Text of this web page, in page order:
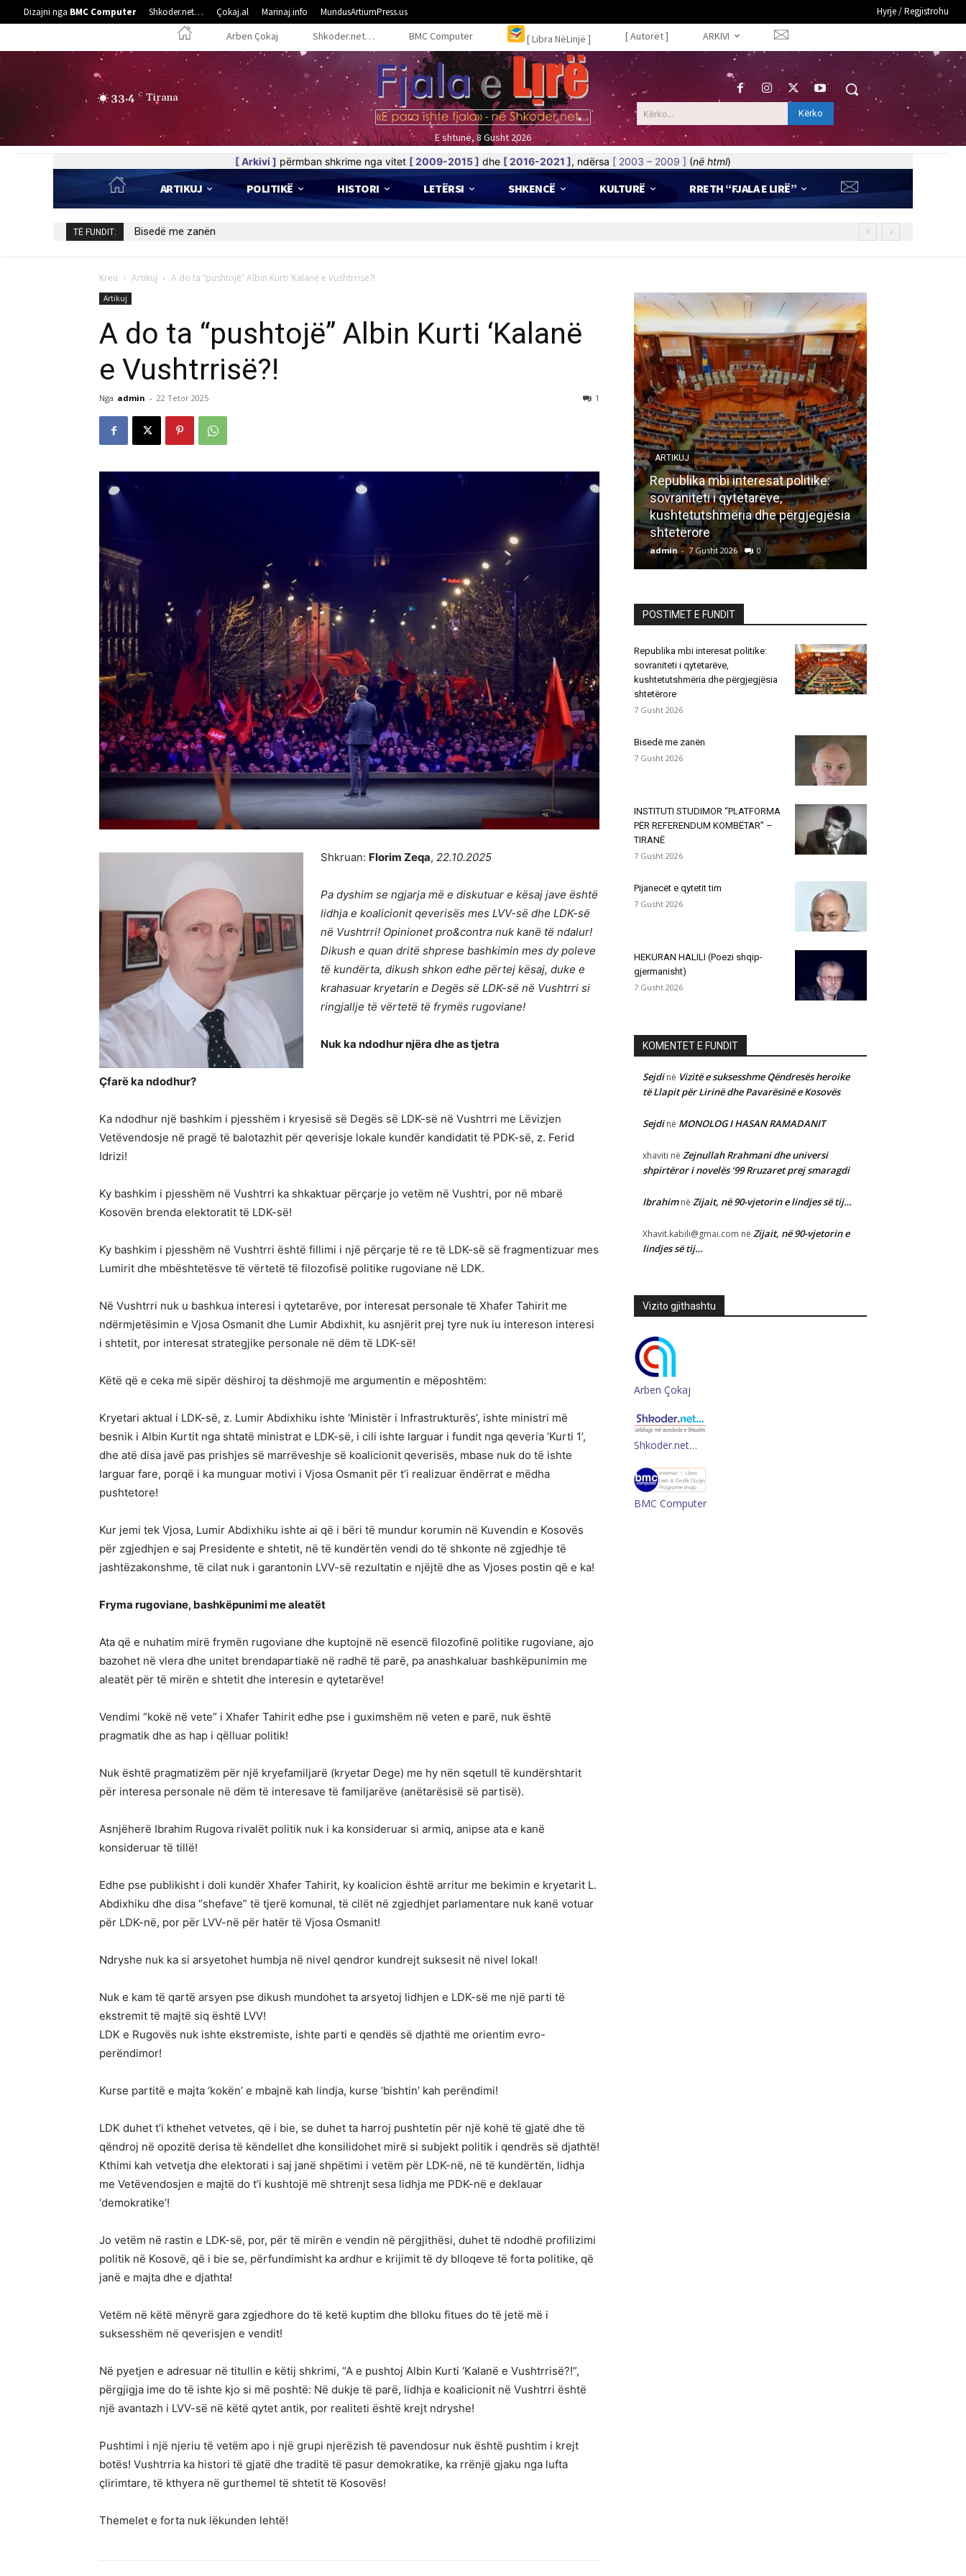
Dizajni nga BMC Computer Shkoder.net… Çokaj.al Marinaj.info MundusArtiumPress.us Hyrje / Regjistrohu
Arben Çokaj Shkoder.net… BMC Computer [ Libra NëLinjë ] [ Autorët ] ARKIVI
33.4 C Tirana
E shtunë, 8 Gusht 2026
Kërko... Kërko
[ Arkivi ] përmban shkrime nga vitet [ 2009-2015 ] dhe [ 2016-2021 ], ndërsa [ 2003 – 2009 ] (në html)
ARTIKUJ POLITIKË HISTORI LETËRSI SHKENCË KULTURË RRETH “FJALA E LIRË”
TË FUNDIT: Bisedë me zanën
Kreu Artikuj A do ta “pushtojë” Albin Kurti ‘Kalanë e Vushtrrisë?!
Artikuj
A do ta “pushtojë” Albin Kurti ‘Kalanë
e Vushtrrisë?!
Nga admin - 22 Tetor 2025 1
Shkruan: Florim Zeqa, 22.10.2025
Pa dyshim se ngjarja më e diskutuar e kësaj jave është
lidhja e koalicionit qeverisës mes LVV-së dhe LDK-së
në Vushtrri! Opinionet pro&contra nuk kanë të ndalur!
Dikush e quan dritë shprese bashkimin mes dy poleve
të kundërta, dikush shkon edhe përtej kësaj, duke e
krahasuar kryetarin e Degës së LDK-së në Vushtrri si
ringjallje të vërtetë të frymës rugoviane!
Nuk ka ndodhur njëra dhe as tjetra
Çfarë ka ndodhur?
Ka ndodhur një bashkim i pjesshëm i kryesisë së Degës së LDK-së në Vushtrri me Lëvizjen
Vetëvendosje në pragë të balotazhit për qeverisje lokale kundër kandidatit të PDK-së, z. Ferid
Idrizi!
Ky bashkim i pjesshëm në Vushtrri ka shkaktuar përçarje jo vetëm në Vushtri, por në mbarë
Kosovën brenda elektoratit të LDK-së!
Ky bashkim i pjesshëm në Vushtrri është fillimi i një përçarje të re të LDK-së së fragmentizuar mes
Lumirit dhe mbështetësve të vërtetë të filozofisë politike rugoviane në LDK.
Në Vushtrri nuk u bashkua interesi i qytetarëve, por interesat personale të Xhafer Tahirit me
ndërmjetësimin e Vjosa Osmanit dhe Lumir Abdixhit, ku asnjërit prej tyre nuk iu intereson interesi
i shtetit, por interesat strategjike personale në dëm të LDK-së!
Këtë që e ceka më sipër dëshiroj ta dëshmojë me argumentin e mëposhtëm:
Kryetari aktual i LDK-së, z. Lumir Abdixhiku ishte ‘Ministër i Infrastrukturës’, ishte ministri më
besnik i Albin Kurtit nga shtatë ministrat e LDK-së, i cili ishte larguar i fundit nga qeveria ‘Kurti 1’,
dhe atë disa javë pas prishjes së marrëveshje së koalicionit qeverisës, mbase nuk do të ishte
larguar fare, porqë i ka munguar motivi i Vjosa Osmanit për t’i realizuar ëndërrat e mëdha
pushtetore!
Kur jemi tek Vjosa, Lumir Abdixhiku ishte ai që i bëri të mundur korumin në Kuvendin e Kosovës
për zgjedhjen e saj Presidente e shtetit, në të kundërtën vendi do të shkonte në zgjedhje të
jashtëzakonshme, të cilat nuk i garantonin LVV-së rezultatin e njëjtë dhe as Vjoses postin që e ka!
Fryma rugoviane, bashkëpunimi me aleatët
Ata që e nuhatim mirë frymën rugoviane dhe kuptojnë në esencë filozofinë politike rugoviane, ajo
bazohet në vlera dhe unitet brendapartiakë në radhë të parë, pa anashkaluar bashkëpunimin me
aleatët për të mirën e shtetit dhe interesin e qytetarëve!
Vendimi “kokë në vete” i Xhafer Tahirit edhe pse i guximshëm në veten e parë, nuk është
pragmatik dhe as hap i qëlluar politik!
Nuk është pragmatizëm për një kryefamiljarë (kryetar Dege) me hy nën sqetull të kundërshtarit
për interesa personale në dëm të interesave të familjarëve (anëtarësisë së partisë).
Asnjëherë Ibrahim Rugova rivalët politik nuk i ka konsideruar si armiq, anipse ata e kanë
konsideruar të tillë!
Edhe pse publikisht i doli kundër Xhafer Tahirit, ky koalicion është arritur me bekimin e kryetarit L.
Abdixhiku dhe disa “shefave” të tjerë komunal, të cilët në zgjedhjet parlamentare nuk kanë votuar
për LDK-në, por për LVV-në për hatër të Vjosa Osmanit!
Ndryshe nuk ka si arsyetohet humbja në nivel qendror kundrejt suksesit në nivel lokal!
Nuk e kam të qartë arsyen pse dikush mundohet ta arsyetoj lidhjen e LDK-së me një parti të
ekstremit të majtë siq është LVV!
LDK e Rugovës nuk ishte ekstremiste, ishte parti e qendës së djathtë me orientim evro-
perëndimor!
Kurse partitë e majta ‘kokën’ e mbajnë kah lindja, kurse ‘bishtin’ kah perëndimi!
LDK duhet t’i kthehet vetvetes, që i bie, se duhet ta harroj pushtetin për një kohë të gjatë dhe të
qëndroj në opozitë derisa të këndellet dhe konsilidohet mirë si subjekt politik i qendrës së djathtë!
Kthimi kah vetvetja dhe elektorati i saj janë shpëtimi i vetëm për LDK-në, në të kundërtën, lidhja
me Vetëvendosjen e majtë do t’i kushtojë më shtrenjt sesa lidhja me PDK-në e deklauar
‘demokratike’!
Jo vetëm në rastin e LDK-së, por, për të mirën e vendin në përgjithësi, duhet të ndodhë profilizimi
politik në Kosovë, që i bie se, përfundimisht ka ardhur e krijimit të dy blloqeve të forta politike, që
janë e majta dhe e djathta!
Vetëm në këtë mënyrë gara zgjedhore do të ketë kuptim dhe blloku fitues do të jetë më i
suksesshëm në qeverisjen e vendit!
Në pyetjen e adresuar në titullin e këtij shkrimi, “A e pushtoj Albin Kurti ‘Kalanë e Vushtrrisë?!”,
përgjigja ime do të ishte kjo si më poshtë: Në dukje të parë, lidhja e koalicionit në Vushtrri është
një avantazh i LVV-së në këtë qytet antik, por realiteti është krejt ndryshe!
Pushtimi i një njeriu të vetëm apo i një grupi njerëzish të pavendosur nuk është pushtim i krejt
botës! Vushtrria ka histori të gjatë dhe traditë të pasur demokratike, ka rrënjë gjaku nga lufta
çlirimtare, të kthyera në gurthemel të shtetit të Kosovës!
Themelet e forta nuk lëkunden lehtë!
ARTIKUJ
Republika mbi interesat politike:
sovraniteti i qytetarëve,
kushtetutshmëria dhe përgjegjësia
shtetërore
admin - 7 Gusht 2026 0
POSTIMET E FUNDIT
Republika mbi interesat politike:
sovraniteti i qytetarëve,
kushtetutshmëria dhe përgjegjësia
shtetërore
7 Gusht 2026
Bisedë me zanën
7 Gusht 2026
INSTITUTI STUDIMOR “PLATFORMA
PËR REFERENDUM KOMBËTAR” –
TIRANË
7 Gusht 2026
Pijanecët e qytetit tim
7 Gusht 2026
HEKURAN HALILI (Poezi shqip-
gjermanisht)
7 Gusht 2026
KOMENTET E FUNDIT
Sejdinë Vizitë e suksesshme Qëndresës heroike
të Llapit për Lirinë dhe Pavarësinë e Kosovës
Sejdinë MONOLOG I HASAN RAMADANIT
xhaviti në Zejnullah Rrahmani dhe universi
shpirtëror i novelës ‘99 Rruzaret prej smaragdi
Ibrahimnë Zijait, në 90-vjetorin e lindjes së tij…
Xhavit.kabili@gmai.com në Zijait, në 90-vjetorin e
lindjes së tij…
Vizito gjithashtu
Arben Çokaj
Shkoder.net…
BMC Computer